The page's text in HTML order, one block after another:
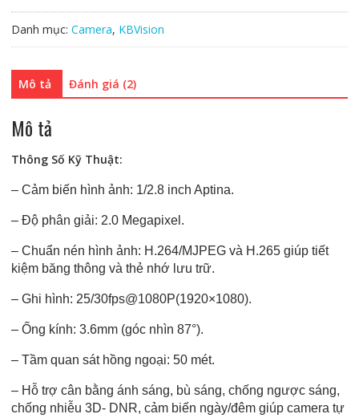
KBVision
2003N2
số
Danh mục: Camera, KBVision
Mô tả Đánh giá (2)
Mô tả
Thông Số Kỹ Thuật:
– Cảm biến hình ảnh: 1/2.8 inch Aptina.
– Độ phân giải: 2.0 Megapixel.
– Chuẩn nén hình ảnh: H.264/MJPEG và H.265 giúp tiết
kiệm băng thông và thẻ nhớ lưu trữ.
– Ghi hình: 25/30fps@1080P(1920×1080).
– Ống kính: 3.6mm (góc nhìn 87°).
– Tầm quan sát hồng ngoại: 50 mét.
– Hỗ trợ cân bằng ánh sáng, bù sáng, chống ngược sáng,
chống nhiễu 3D- DNR, cảm biến ngày/đêm giúp camera tự